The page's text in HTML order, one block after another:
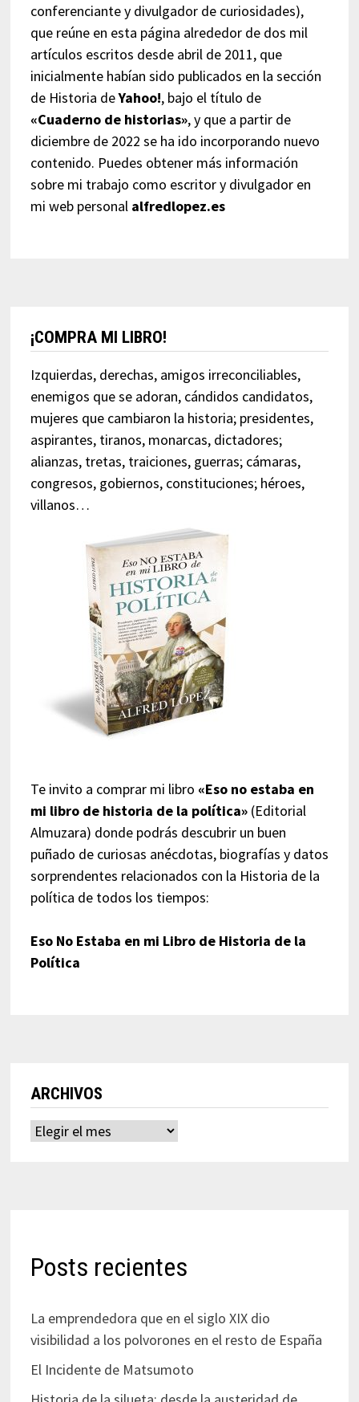
conferenciante y divulgador de curiosidades),
que reúne en esta página alrededor de dos mil
artículos escritos desde abril de 2011, que
inicialmente habían sido publicados en la sección
de Historia deYahoo!, bajo el título de
«Cuaderno de historias», y que a partir de
diciembre de 2022 se ha ido incorporando nuevo
contenido. Puedes obtener más información
sobre mi trabajo como escritor y divulgador en
mi web personal alfredlopez.es
¡COMPRA MI LIBRO!
Izquierdas, derechas, amigos irreconciliables,
enemigos que se adoran, cándidos candidatos,
mujeres que cambiaron la historia; presidentes,
aspirantes, tiranos, monarcas, dictadores;
alianzas, tretas, traiciones, guerras; cámaras,
congresos, gobiernos, constituciones; héroes,
villanos…
Te invito a comprar mi libro «Eso no estaba en
mi libro de historia de la política»(Editorial
Almuzara) donde podrás descubrir un buen
puñado de curiosas anécdotas, biografías y datos
sorprendentes relacionados con la Historia de la
política de todos los tiempos:
Eso No Estaba en mi Libro de Historia de la
Política
ARCHIVOS
Archivos
Posts recientes
La emprendedora que en el siglo XIX dio
visibilidad a los polvorones en el resto de España
El Incidente de Matsumoto